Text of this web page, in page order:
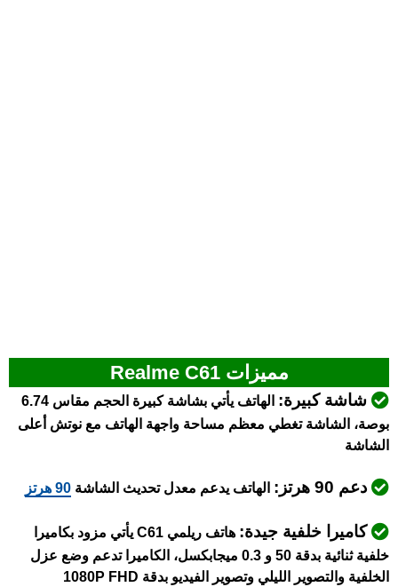
مميزات Realme C61
شاشة كبيرة:
الهاتف يأتي بشاشة كبيرة الحجم مقاس 6.74
بوصة، الشاشة تغطي معظم مساحة واجهة الهاتف مع نوتش أعلى
الشاشة
دعم 90 هرتز: الهاتف يدعم معدل تحديث الشاشة 90 هرتز
كاميرا خلفية جيدة:
هاتف ريلمي C61 يأتي مزود بكاميرا
خلفية ثنائية بدقة 50 و 0.3 ميجابكسل، الكاميرا تدعم وضع عزل
الخلفية والتصوير الليلي وتصوير الفيديو بدقة 1080P FHD